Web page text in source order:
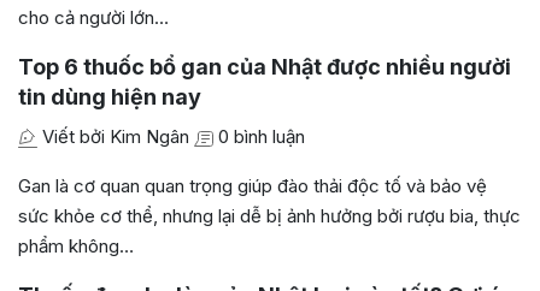
cho cả người lớn…
Top 6 thuốc bổ gan của Nhật được nhiều người
tin dùng hiện nay
Viết bởi Kim Ngân 0 bình luận
Gan là cơ quan quan trọng giúp đào thải độc tố và bảo vệ
sức khỏe cơ thể, nhưng lại dễ bị ảnh hưởng bởi rượu bia, thực
phẩm không…